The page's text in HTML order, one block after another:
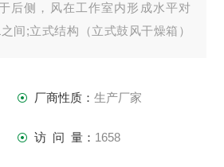
后侧，风在工作室内形成水平对
间;立式结构（立式鼓风干燥箱）
厂商性质： 生产厂家
访 问 量： 1658